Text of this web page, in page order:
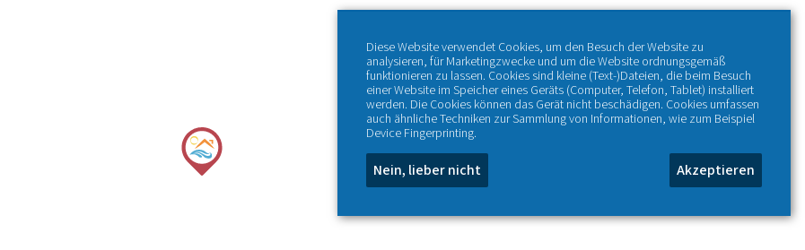
Diese Website verwendet Cookies, um den Besuch der Website zu
analysieren, für Marketingzwecke und um die Website ordnungsgemäß
funktionieren zu lassen. Cookies sind kleine (Text-)Dateien, die beim Besuch
einer Website im Speicher eines Geräts (Computer, Telefon, Tablet) installiert
werden. Die Cookies können das Gerät nicht beschädigen. Cookies umfassen
auch ähnliche Techniken zur Sammlung von Informationen, wie zum Beispiel
Device Fingerprinting.
Nein, lieber nicht Akzeptieren